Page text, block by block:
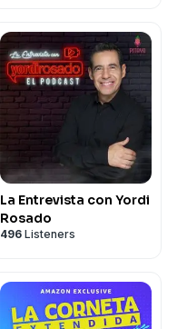
La Entrevista con Yordi
Rosado
496 Listeners